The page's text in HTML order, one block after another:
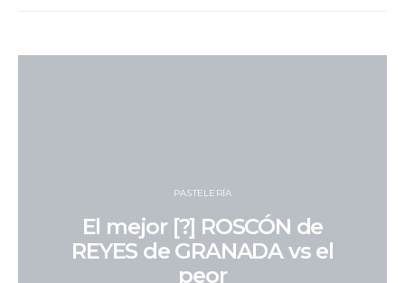
PASTELERÍA
El mejor [?] ROSCÓN de
REYES de GRANADA vs el
peor